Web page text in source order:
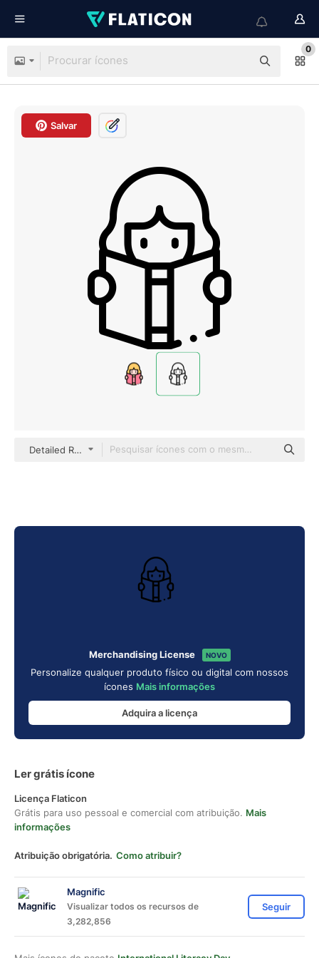
0
Salvar
Detailed Rounded Lineal
Merchandising License NOVO
Personalize qualquer produto físico ou digital com nossos
ícones Mais informações
Adquira a licença
Ler grátis ícone
Licença Flaticon
Grátis para uso pessoal e comercial com atribuição. Mais
informações
Atribuição obrigatória. Como atribuir?
Magnific
Visualizar todos os recursos de
3,282,856
Seguir